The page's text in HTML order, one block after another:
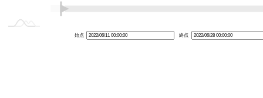
始点 終点